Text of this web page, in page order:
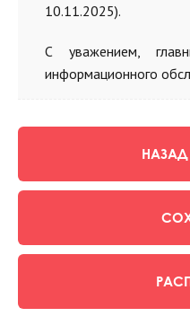
10.11.2025).
С уважением,
информационного